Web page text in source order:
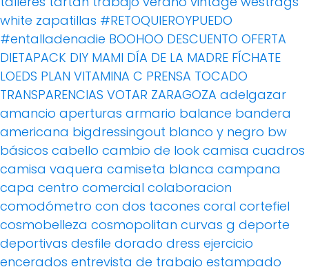
white zapatillas #RETOQUIEROYPUEDO
#entalladenadie BOOHOO DESCUENTO OFERTA
DIETAPACK DIY MAMI DÍA DE LA MADRE FÍCHATE
LOEDS PLAN VITAMINA C PRENSA TOCADO
TRANSPARENCIAS VOTAR ZARAGOZA adelgazar
amancio aperturas armario balance bandera
americana bigdressingout blanco y negro bw
básicos cabello cambio de look camisa cuadros
camisa vaquera camiseta blanca campana
capa centro comercial colaboracion
comodómetro con dos tacones coral cortefiel
cosmobelleza cosmopolitan curvas g deporte
deportivas desfile dorado dress ejercicio
encerados entrevista de trabajo estampado